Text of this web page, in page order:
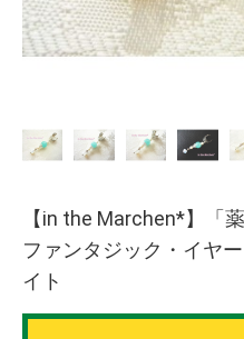
【in the Marchen*】
ファンタジック・イ
イト